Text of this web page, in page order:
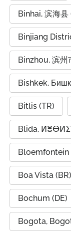
Binhai, 滨海县
Binjiang
Binzhou, 滨州
Bishkek,
Bitlis (TR)
Bloemfontein
Boa Vista (BR)
Bochum (DE)
Bogota,